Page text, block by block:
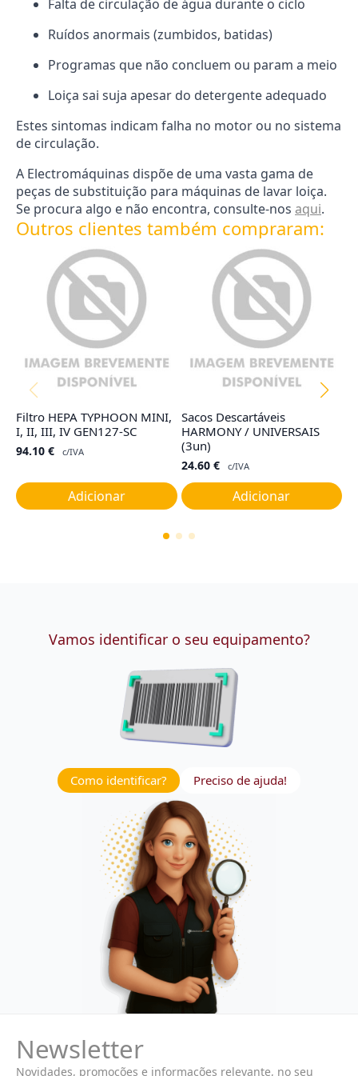
Falta de circulação de água durante o ciclo
Ruídos anormais (zumbidos, batidas)
Programas que não concluem ou param a meio
Loiça sai suja apesar do detergente adequado
Estes sintomas indicam falha no motor ou no sistema
de circulação.
A Electromáquinas dispõe de uma vasta gama de
peças de substituição para máquinas de lavar loiça.
Se procura algo e não encontra, consulte-nos aqui.
Outros clientes também compraram:
Filtro HEPA TYPHOON MINI,
I, II, III, IV GEN127-SC
94.10 € c/IVA
Adicionar
Sacos Descartáveis
HARMONY / UNIVERSAIS
(3un)
24.60 € c/IVA
Adicionar
Vamos identificar o seu equipamento?
Como identificar? Preciso de ajuda!
Newsletter
Novidades, promoções e informações relevante, no seu